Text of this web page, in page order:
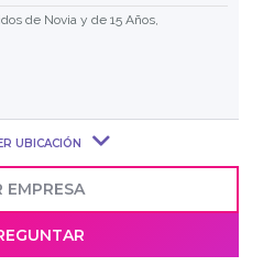
de Novia y de 15 Años,
UBICACIÓN
EMPRESA